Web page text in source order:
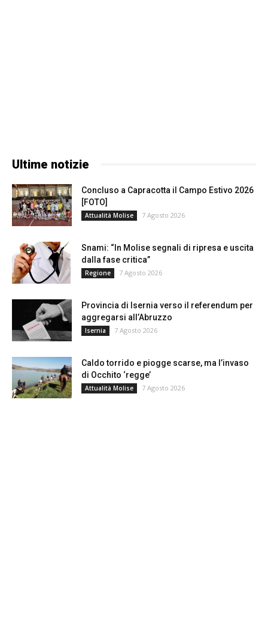
Ultime notizie
Concluso a Capracotta il Campo Estivo 2026
[FOTO]
Attualità Molise 7 Agosto 2026
Snami: “In Molise segnali di ripresa e uscita
dalla fase critica”
Regione 7 Agosto 2026
Provincia di Isernia verso il referendum per
aggregarsi all’Abruzzo
Isernia 7 Agosto 2026
Caldo torrido e piogge scarse, ma l’invaso
di Occhito ‘regge’
Attualità Molise 7 Agosto 2026